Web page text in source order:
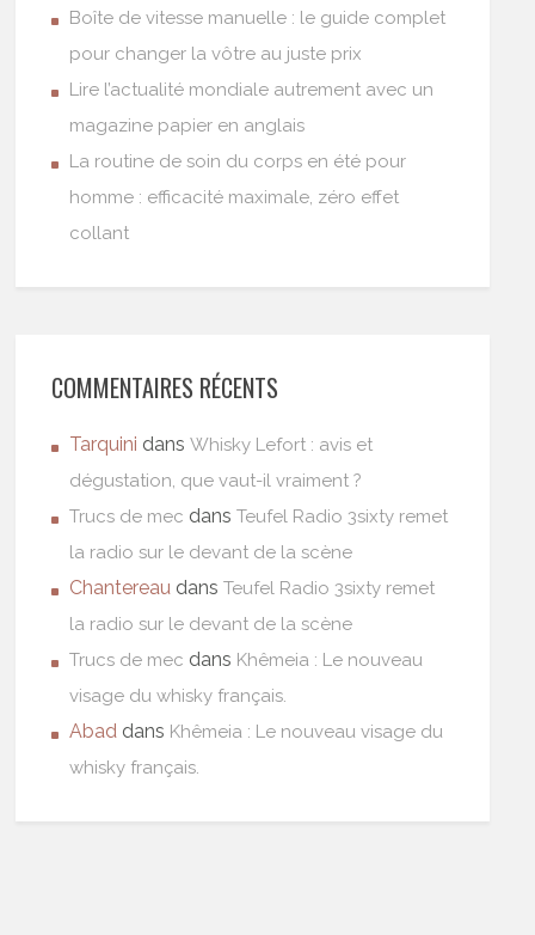
Boîte de vitesse manuelle : le guide complet
pour changer la vôtre au juste prix
Lire l’actualité mondiale autrement avec un
magazine papier en anglais
La routine de soin du corps en été pour
homme : efficacité maximale, zéro effet
collant
COMMENTAIRES RÉCENTS
Tarquini dansWhisky Lefort : avis et
dégustation, que vaut-il vraiment ?
Trucs de mec dansTeufel Radio 3sixty remet
la radio sur le devant de la scène
Chantereau dansTeufel Radio 3sixty remet
la radio sur le devant de la scène
Trucs de mec dans Khêmeia : Le nouveau
visage du whisky français.
Abad dans Khêmeia : Le nouveau visage du
whisky français.